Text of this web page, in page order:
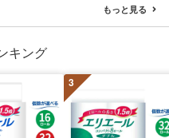
もっと見る
キング
3